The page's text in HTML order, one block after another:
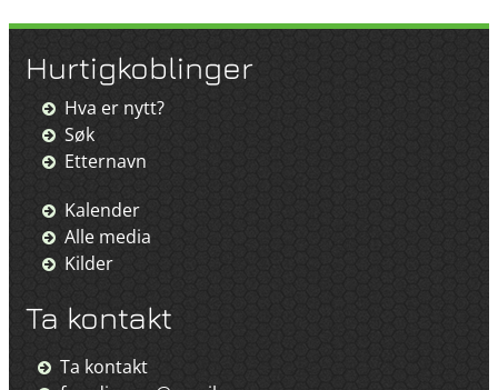
Hurtigkoblinger
Hva er nytt?
Søk
Etternavn
Kalender
Alle media
Kilder
Ta kontakt
Ta kontakt